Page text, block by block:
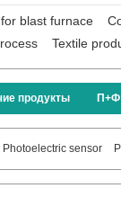
blast furnace
Textile
продукты П+Ф
Photoelectric sensor